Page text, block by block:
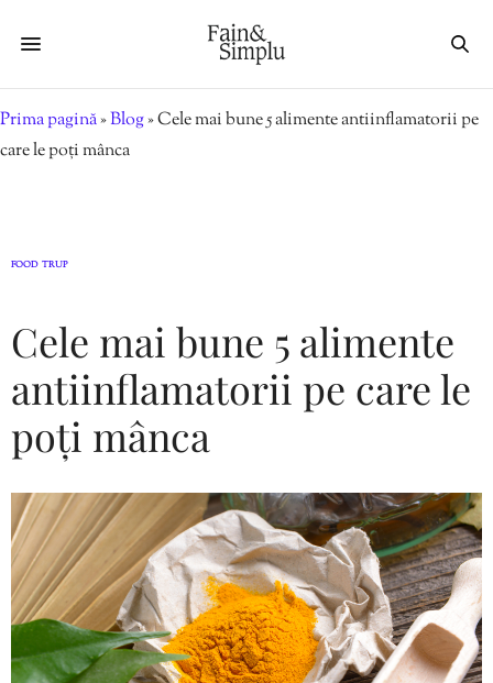
Prima pagină»Blog»Cele mai bune 5 alimente antiinflamatorii pe
care le poți mânca
FOOD TRUP
Cele mai bune 5 alimente
antiinflamatorii pe care le
poți mânca